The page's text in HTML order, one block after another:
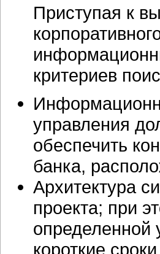
Приступая к
критериев
управления
обеспечить
банка,
Архитектура
проекта; при
определенной
короткие